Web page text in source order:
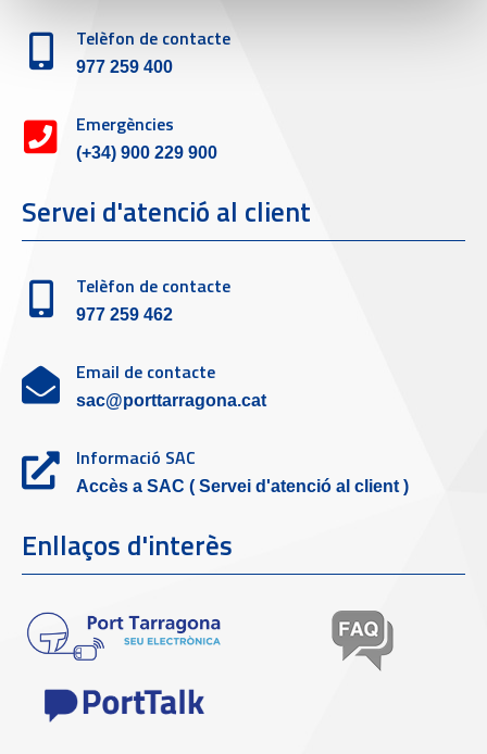
Telèfon de contacte
977 259 400
Emergències
(+34) 900 229 900
Servei d'atenció al client
Telèfon de contacte
977 259 462
Email de contacte
sac@porttarragona.cat
Informació SAC
Accès a SAC ( Servei d'atenció al client )
Enllaços d'interès